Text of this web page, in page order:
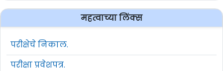
महत्वाच्या लिंक्स
परीक्षेचे निकाल.
परीक्षा प्रवेशपत्र.